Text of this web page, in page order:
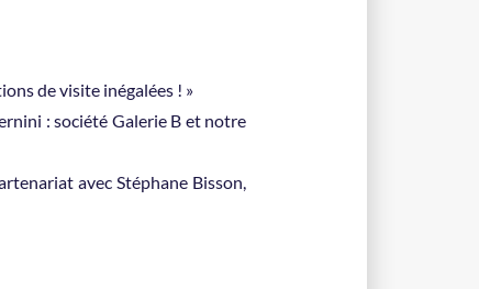
de visite inégalées ! »
: société Galerie B et notre
avec Stéphane Bisson,